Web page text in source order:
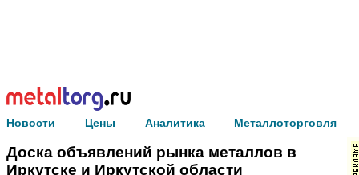
Новости Цены Аналитика Металлоторговля
Доска объявлений рынка металлов в
Иркутске и Иркутской области